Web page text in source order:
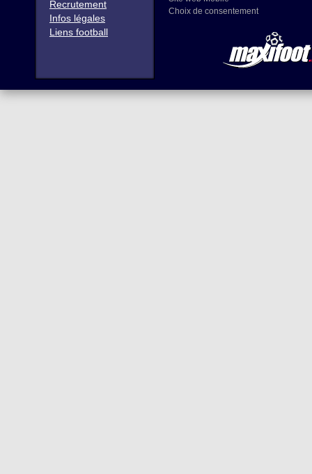
Recrutement
Infos légales
Liens football
Choix de consentement